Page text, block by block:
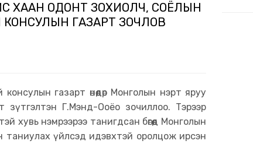
ХААН ОДОНТ ЗОХИОЛЧ, СОЁЛЫН
КОНСУЛЫН ГАЗАРТ ЗОЧЛОВ
газарт өнөөдөр Монголын нэрт яруу
Г.Мэнд-Ооёо зочиллоо. Тэрээр
хувь нэмрээрээ танигдсан бөгөөд Монголын
таниулах үйлсэд идэвхтэй оролцож ирсэн